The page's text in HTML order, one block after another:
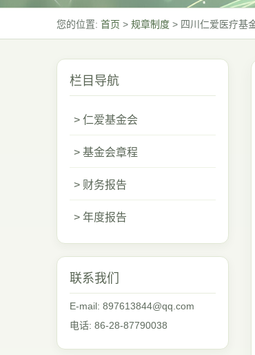
您的位置: 首页 > 规章制度 > 四川仁爱医疗基
栏目导航
> 仁爱基金会
> 基金会章程
> 财务报告
> 年度报告
联系我们
E-mail: 897613844@qq.com
电话: 86-28-87790038